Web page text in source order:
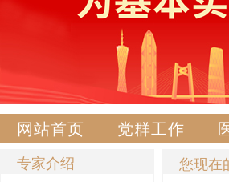
网站首页 党群工作
专家介绍 您现在